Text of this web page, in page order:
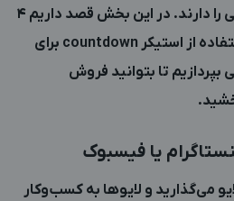
بازاریابی کسب‌وکار اینترنتی را دارند. در این بخش قصد داریم 4
نمونه کاربردی در زمینه استفاده از استیکر countdown برای
بپردازیم تا بتوانید فروش
یا فیسبوک
می‌گذارید و لایوها به کسب‌وکار